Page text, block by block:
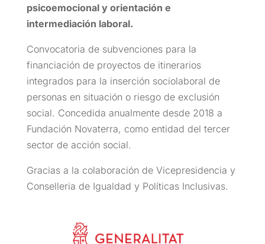
psicoemocional y orientación e
intermediación laboral.
Convocatoria de subvenciones para la
financiación de proyectos de itinerarios
integrados para la inserción sociolaboral de
personas en situación o riesgo de exclusión
social. Concedida anualmente desde 2018 a
Fundación Novaterra, como entidad del tercer
sector de acción social.
Gracias a la colaboración de Vicepresidencia y
Conselleria de Igualdad y Políticas Inclusivas.